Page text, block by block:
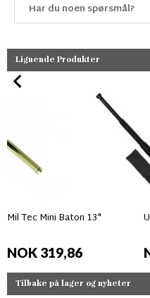
Har du noen spørsmål?
Lignende Produkter
Mil Tec Mini Baton 13"
NOK 319,86
Tilbake på lager og nyheter